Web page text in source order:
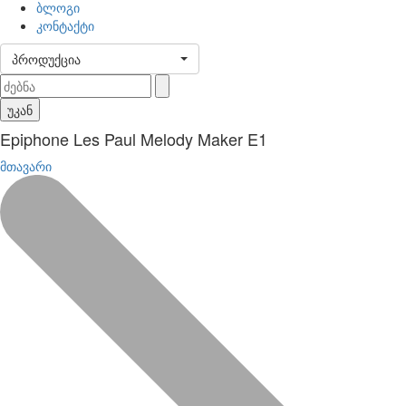
ბლოგი
კონტაქტი
პროდუქცია
უკან
Epiphone Les Paul Melody Maker E1
მთავარი